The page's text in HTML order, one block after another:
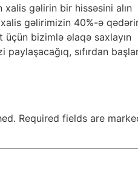
gəlirin bir hissəsini alın
gəlirimizin 40%-ə
üçün bizimlə əlaqə saxlayın
sıfırdan
Required fields are